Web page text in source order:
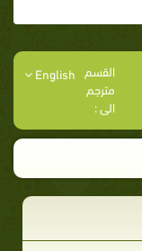
القسم
مترجم
الى :
English